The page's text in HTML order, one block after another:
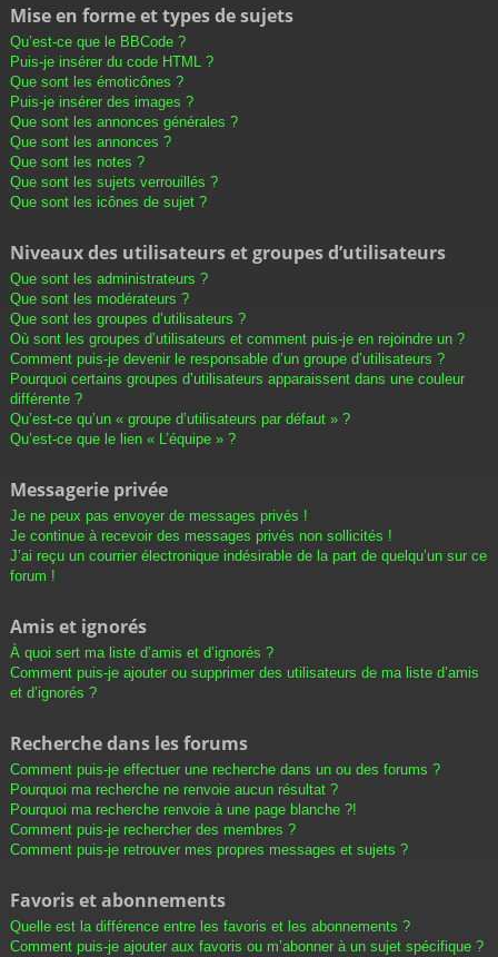
Mise en forme et types de sujets
Qu’est-ce que le BBCode ?
Puis-je insérer du code HTML ?
Que sont les émoticônes ?
Puis-je insérer des images ?
Que sont les annonces générales ?
Que sont les annonces ?
Que sont les notes ?
Que sont les sujets verrouillés ?
Que sont les icônes de sujet ?
Niveaux des utilisateurs et groupes d’utilisateurs
Que sont les administrateurs ?
Que sont les modérateurs ?
Que sont les groupes d’utilisateurs ?
Où sont les groupes d’utilisateurs et comment puis-je en rejoindre un ?
Comment puis-je devenir le responsable d’un groupe d’utilisateurs ?
Pourquoi certains groupes d’utilisateurs apparaissent dans une couleur
différente ?
Qu’est-ce qu’un « groupe d’utilisateurs par défaut » ?
Qu’est-ce que le lien « L’équipe » ?
Messagerie privée
Je ne peux pas envoyer de messages privés !
Je continue à recevoir des messages privés non sollicités !
J’ai reçu un courrier électronique indésirable de la part de quelqu’un sur ce
forum !
Amis et ignorés
À quoi sert ma liste d’amis et d’ignorés ?
Comment puis-je ajouter ou supprimer des utilisateurs de ma liste d’amis
et d’ignorés ?
Recherche dans les forums
Comment puis-je effectuer une recherche dans un ou des forums ?
Pourquoi ma recherche ne renvoie aucun résultat ?
Pourquoi ma recherche renvoie à une page blanche ?!
Comment puis-je rechercher des membres ?
Comment puis-je retrouver mes propres messages et sujets ?
Favoris et abonnements
Quelle est la différence entre les favoris et les abonnements ?
Comment puis-je ajouter aux favoris ou m’abonner à un sujet spécifique ?